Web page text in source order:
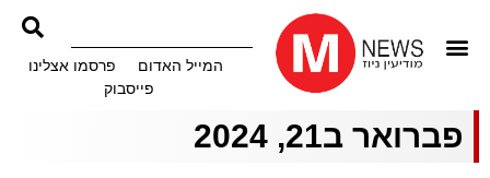
המייל האדום
פרסמו אצלינו
פייסבוק
פברואר ב21, 2024